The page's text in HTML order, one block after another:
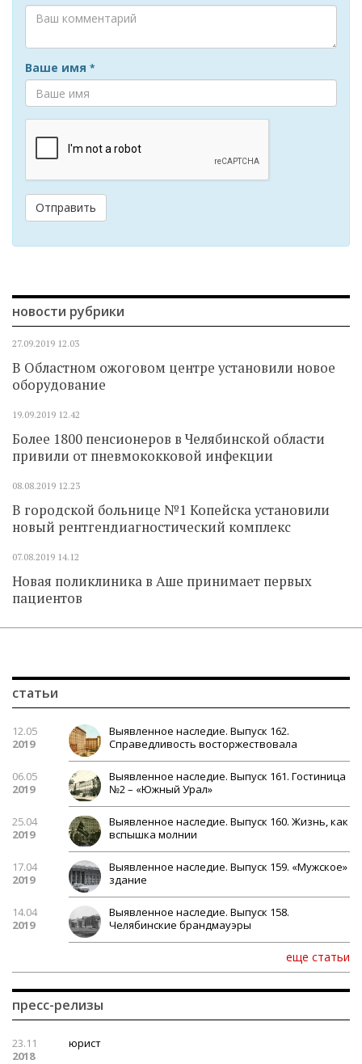
Ваше имя *
Отправить
новости рубрики
27.09.2019 12.03
В Областном ожоговом центре установили новое
оборудование
19.09.2019 12.42
Более 1800 пенсионеров в Челябинской области
привили от пневмококковой инфекции
08.08.2019 12.23
В городской больнице №1 Копейска установили
новый рентгендиагностический комплекс
07.08.2019 14.12
Новая поликлиника в Аше принимает первых
пациентов
статьи
12.05
2019
Выявленное наследие. Выпуск 162.
Справедливость восторжествовала
06.05
2019
Выявленное наследие. Выпуск 161. Гостиница
№2 – «Южный Урал»
25.04
2019
Выявленное наследие. Выпуск 160. Жизнь, как
вспышка молнии
17.04
2019
Выявленное наследие. Выпуск 159. «Мужское»
здание
14.04
2019
Выявленное наследие. Выпуск 158.
Челябинские брандмауэры
еще статьи
пресс-релизы
23.11
2018
юрист